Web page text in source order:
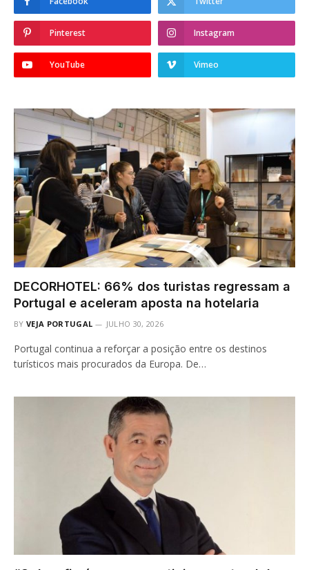
Pinterest Instagram
YouTube Vimeo
DECORHOTEL: 66% dos turistas regressam a
Portugal e aceleram aposta na hotelaria
BY VEJA PORTUGAL JULHO 30, 2026
Portugal continua a reforçar a posição entre os destinos
turísticos mais procurados da Europa. De…